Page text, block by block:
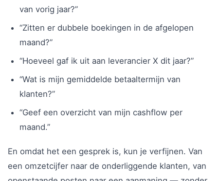
van vorig jaar?”
“Zitten er dubbele boekingen in de afgelopen
maand?”
“Hoeveel gaf ik uit aan leverancier X dit jaar?”
“Wat is mijn gemiddelde betaaltermijn van
klanten?”
“Geef een overzicht van mijn cashflow per
maand.”
En omdat het een gesprek is, kun je verfijnen. Van
een omzetcijfer naar de onderliggende klanten, van